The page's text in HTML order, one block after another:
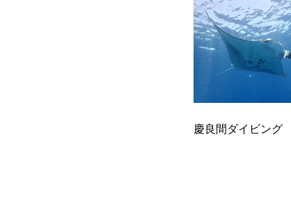
慶良間ダイビング